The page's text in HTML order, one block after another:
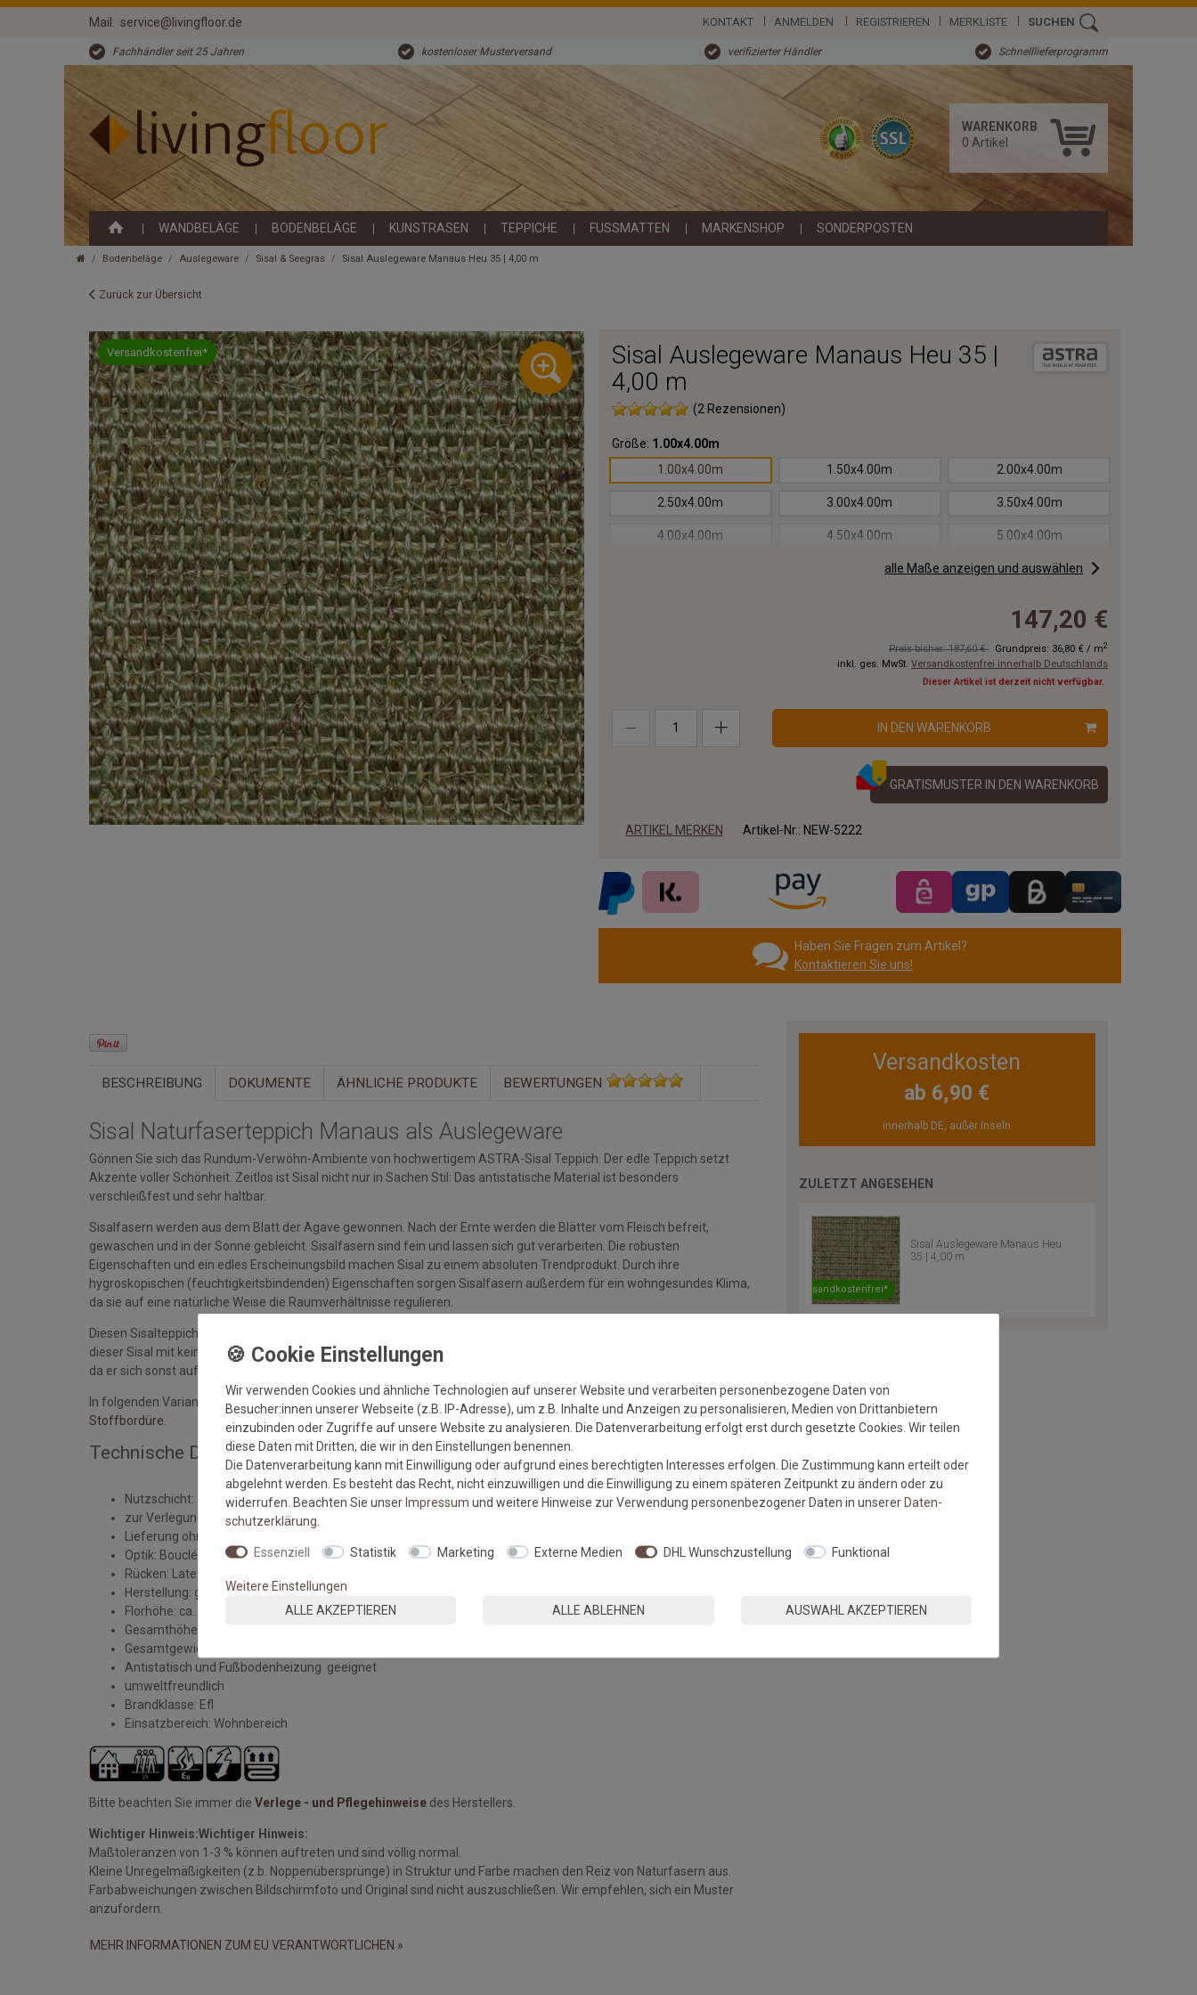
Mail: service@livingfloor.de KONTAKT ANMELDEN REGISTRIEREN MERKLISTE SUCHEN
Fachhändler seit 25 Jahren kostenloser Musterversand verifizierter Händler Schnelllieferprogramm
WARENKORB
0 Artikel
WANDBELÄGE BODENBELÄGE KUNSTRASEN TEPPICHE FUSSMATTEN MARKENSHOP SONDERPOSTEN
Bodenbeläge Auslegeware Sisal & Seegras Sisal Auslegeware Manaus Heu 35 | 4,00 m
Zurück zur Übersicht
Versandkostenfrei*
Sisal Auslegeware Manaus Heu 35 |
4,00 m
(2 Rezensionen)
Größe: 1.00x4.00m
1.00x4.00m
1.50x4.00m 2.00x4.00m
2.50x4.00m 3.00x4.00m 3.50x4.00m
4.00x4.00m 4.50x4.00m 5.00x4.00m
6.00x4.00m 6.50x4.00m
9.50x4.00m
11.00x4.00m 12.00x4.00m
16.00x4.00m 17.00x4.00m
20.00x4.00m
alle Maße anzeigen und auswählen
147,20 €
Preis bisher: 187,60 € Grundpreis: 36,80 € / m2
inkl. ges. MwSt. Versandkostenfrei innerhalb Deutschlands
Dieser Artikel ist derzeit nicht verfügbar.
IN DEN WARENKORB
GRATISMUSTER IN DEN WARENKORB
ARTIKEL MERKEN Artikel-Nr.: NEW-5222
Haben Sie Fragen zum Artikel?
Kontaktieren Sie uns!
BESCHREIBUNG DOKUMENTE ÄHNLICHE PRODUKTE BEWERTUNGEN
Sisal Naturfaserteppich Manaus als Auslegeware
Gönnen Sie sich das Rundum-Verwöhn-Ambiente von hochwertigem ASTRA-Sisal Teppich. Der edle Teppich setzt
Akzente voller Schönheit. Zeitlos ist Sisal nicht nur in Sachen Stil: Das antistatische Material ist besonders
verschleißfest und sehr haltbar.
Sisalfasern werden aus dem Blatt der Agave gewonnen. Nach der Ernte werden die Blätter vom Fleisch befreit,
gewaschen und in der Sonne gebleicht. Sisalfasern sind fein und lassen sich gut verarbeiten. Die robusten
Eigenschaften und ein edles Erscheinungsbild machen Sisal zu einem absoluten Trendprodukt. Durch ihre
hygroskopischen (feuchtigkeitsbindenden) Eigenschaften sorgen Sisalfasern außerdem für ein wohngesundes Klima,
da sie auf eine natürliche Weise die Raumverhältnisse regulieren.
Diesen Sisalteppich kann man zum Beispiel auch für Katzenkratzbäume usw. verwenden. Bitte beachten Sie, dass
dieser Sisal mit keinerlei Umrandung geliefert wird. Für eine loose Verlegung im freien Raum ist er daher nicht geeignet,
da er sich sonst auftrennen würde.
In folgenden Varianten führen wir die Sisalteppiche: im Wunschmass ohne Umrandung mit Umkettelung
mit
Stoffbordüre.
Technische Daten der Auslegeware Manaus:
Nutzschicht: 100% Sisal Naturfaser
zur Verlegung eines gesamten Raumes vorgesehen
Lieferung ohne jeglicher Umrandung
Optik: Bouclé
Rücken: Latexwaffelrücken
Herstellung: gewebt
Florhöhe: ca. 5 mm
Gesamthöhe: ca. 6 mm
Gesamtgewicht: ca. 1900 gr./m²
Antistatisch und Fußbodenheizung geeignet
umweltfreundlich
Brandklasse: Efl
Einsatzbereich: Wohnbereich
Bitte beachten Sie immer die Verlege - und Pflegehinweise des Herstellers.
Wichtiger Hinweis:Wichtiger Hinweis:
Maßtoleranzen von 1-3 % können auftreten und sind völlig normal.
Kleine Unregelmäßigkeiten (z.b. Noppenübersprünge) in Struktur und Farbe machen den Reiz von Naturfasern aus.
Farbabweichungen zwischen Bildschirmfoto und Original sind nicht auszuschließen. Wir empfehlen, sich ein Muster
anzufordern.
MEHR INFORMATIONEN ZUM EU VERANTWORTLICHEN »
Versandkosten
ab 6,90 €
innerhalb DE, außer Inseln
ZULETZT ANGESEHEN
Versandkostenfrei*
Sisal Auslegeware Manaus Heu
35 | 4,00 m
Wir verwenden Cookies und ähnliche Technologien auf unserer Website und verarbeiten personenbezogene Daten von
Besucher:innen unserer Webseite (z.B. IP-Adresse), um z.B. Inhalte und Anzeigen zu personalisieren, Medien von Drittanbietern
einzubinden oder Zugriffe auf unsere Website zu analysieren. Die Datenverarbeitung erfolgt erst durch gesetzte Cookies. Wir teilen
diese Daten mit Dritten, die wir in den Einstellungen benennen.
Die Datenverarbeitung kann mit Einwilligung oder aufgrund eines berechtigten Interesses erfolgen. Die Zustimmung kann erteilt oder
abgelehnt werden. Es besteht das Recht, nicht einzuwilligen und die Einwilligung zu einem späteren Zeitpunkt zu ändern oder zu
widerrufen. Beachten Sie unserImpressum und weitere Hinweise zur Verwendung personenbezogener Daten in unsererDaten­
schutz­erklärung
Essenziell Statistik Marketing Externe Medien DHL Wunschzustellung Funktional
Weitere Einstellungen
ALLE AKZEPTIEREN
ALLE ABLEHNEN AUSWAHL AKZEPTIEREN